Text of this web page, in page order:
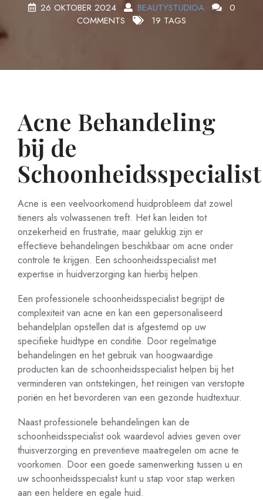
26 OKTOBER 2024 BEAUTYSTUDIOA
0
COMMENTS
19 TAGS
Acne Behandeling
bij de
Schoonheidsspecialist
Acne is een veelvoorkomend huidprobleem dat zowel
tieners als volwassenen treft. Het kan leiden tot
onzekerheid en frustratie, maar gelukkig zijn er
effectieve behandelingen beschikbaar om acne onder
controle te krijgen. Een schoonheidsspecialist met
expertise in huidverzorging kan hierbij helpen.
Een professionele schoonheidsspecialist begrijpt de
complexiteit van acne en kan een gepersonaliseerd
behandelplan opstellen dat is afgestemd op uw
specifieke huidtype en conditie. Door regelmatige
behandelingen en het gebruik van hoogwaardige
producten kan de schoonheidsspecialist helpen bij het
verminderen van ontstekingen, het reinigen van verstopte
poriën en het bevorderen van een gezonde huidtextuur.
Naast professionele behandelingen kan de
schoonheidsspecialist ook waardevol advies geven over
thuisverzorging en preventieve maatregelen om acne te
voorkomen. Door een goede samenwerking tussen u en
uw schoonheidsspecialist kunt u stap voor stap werken
aan een heldere en egale huid.